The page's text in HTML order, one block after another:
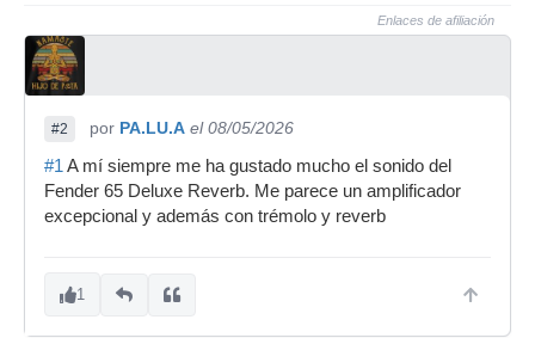
Enlaces de afiliación
#2 por PA.LU.A el 08/05/2026
#1 A mí siempre me ha gustado mucho el sonido del
Fender 65 Deluxe Reverb. Me parece un amplificador
excepcional y además con trémolo y reverb
1